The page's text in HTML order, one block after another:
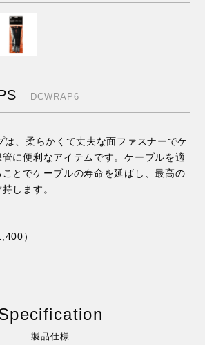
DCWRAP6
は、柔らかくて丈夫な面ファスナーでケ
に便利なアイテムです。ケーブルを適
とでケーブルの寿命を延ばし、最高の
します。
）
製品仕様